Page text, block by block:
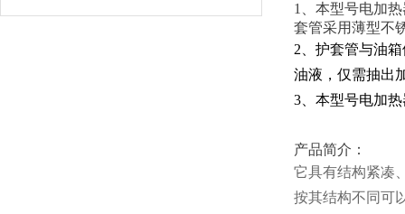
1、本型号电加
套管采用薄型不
2、护套管与油
油液，仅需抽出
3、本型号电加
产品简介：
它具有结构紧凑
按其结构不同可